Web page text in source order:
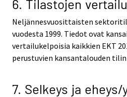
6. Tilastojen
Neljännesvuosittaisten
vuodesta 1999. Tiedot ovat
vertailukelpoisia kaikkien EKT
perustuvien kansantalouden
7. Selkeys ja